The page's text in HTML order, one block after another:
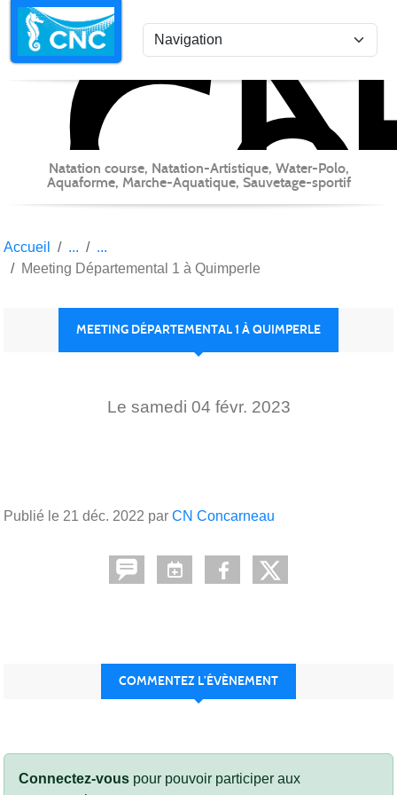
Natation course, Natation-Artistique, Water-Polo,
Aquaforme, Marche-Aquatique, Sauvetage-sportif
Accueil
Meeting Départemental 1 à Quimperle
MEETING DÉPARTEMENTAL 1 À QUIMPERLE
Le samedi 04 févr. 2023
Publié le 21 déc. 2022 par CN Concarneau
COMMENTEZ L’ÉVÈNEMENT
Connectez-vous pour pouvoir participer aux
Panneau de gestion des cookies